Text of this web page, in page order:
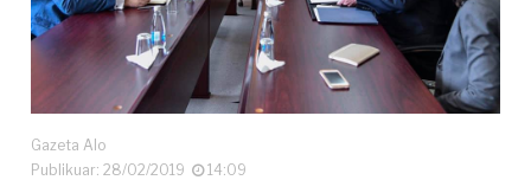
Gazeta Alo
Publikuar: 28/02/2019
14:09